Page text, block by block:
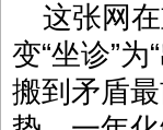
这张网
变“坐诊”
搬到矛盾